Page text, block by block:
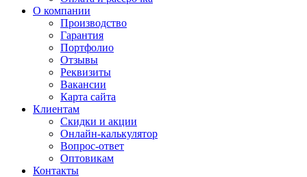
О компании
Производство
Гарантия
Портфолио
Отзывы
Реквизиты
Вакансии
Карта сайта
Клиентам
Скидки и акции
Онлайн-калькулятор
Вопрос-ответ
Оптовикам
Контакты